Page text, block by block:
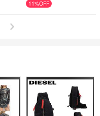
11%OFF